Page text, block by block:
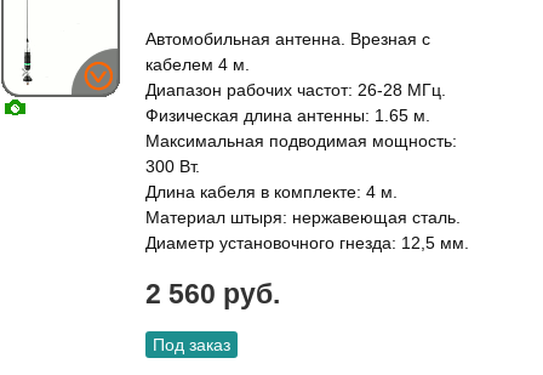
Автомобильная антенна. Врезная с
кабелем 4 м.
Диапазон рабочих частот: 26-28 МГц.
Физическая длина антенны: 1.65 м.
Максимальная подводимая мощность:
300 Вт.
Длина кабеля в комплекте: 4 м.
Материал штыря: нержавеющая сталь.
Диаметр установочного гнезда: 12,5 мм.
2 560 руб.
Под заказ